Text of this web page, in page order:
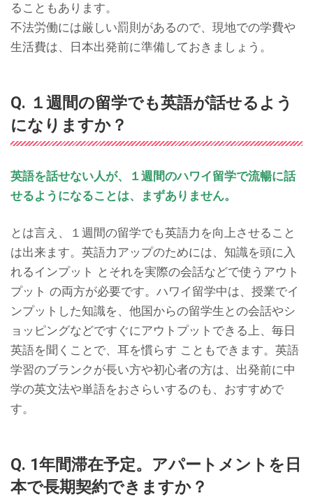
ることもあります。
不法労働には厳しい罰則があるので、現地での学費や
生活費は、日本出発前に準備しておきましょう。
Q. １週間の留学でも英語が話せるよう
になりますか？
英語を話せない人が、１週間のハワイ留学で流暢に話
せるようになることは、まずありません。
とは言え、１週間の留学でも英語力を向上させること
は出来ます。英語力アップのためには、知識を頭に入
れるインプット とそれを実際の会話などで使うアウト
プット の両方が必要です。ハワイ留学中は、授業でイ
ンプットした知識を、他国からの留学生との会話やシ
ョッピングなどですぐにアウトプットできる上、毎日
英語を聞くことで、耳を慣らす こともできます。英語
学習のブランクが長い方や初心者の方は、出発前に中
学の英文法や単語をおさらいするのも、おすすめで
す。
Q. 1年間滞在予定。アパートメントを日
本で長期契約できますか？